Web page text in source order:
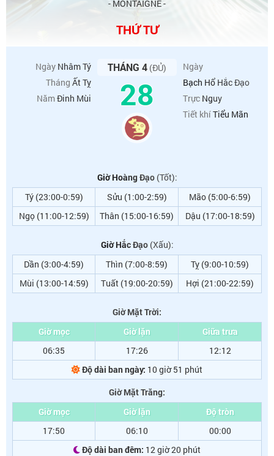
- MONTAIGNE -
THỨ TƯ
Ngày Nhâm Tý
ThángẤt Tỵ
NămĐinh Mùi
THÁNG 4(ĐỦ)
28
Ngày
Bạch Hổ Hắc Đạo
Trực Nguy
Tiết khíTiểu Mãn
Giờ Hoàng Đạo(Tốt):
Tý (23:00-0:59)
Sửu (1:00-2:59)
Mão (5:00-6:59)
Ngọ (11:00-12:59)
Thân (15:00-16:59) Dậu (17:00-18:59)
Giờ Hắc Đạo(Xấu):
Dần (3:00-4:59)
Thìn (7:00-8:59)
Tỵ (9:00-10:59)
Mùi (13:00-14:59)
Tuất (19:00-20:59) Hợi (21:00-22:59)
Giờ Mặt Trời:
Giờ mọc
Giờ lặn
Giữa trưa
06:35
17:26
12:12
Độ dài ban ngày: 10 giờ 51 phút
Giờ Mặt Trăng:
Giờ mọc
Giờ lặn
Độ tròn
17:50
06:10
00:00
Độ dài ban đêm: 12 giờ 20 phút